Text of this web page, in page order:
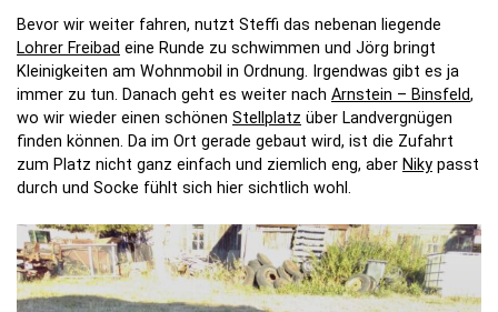
Bevor wir weiter fahren, nutzt Steffi das nebenan liegende
Lohrer Freibad eine Runde zu schwimmen und Jörg bringt
Kleinigkeiten am Wohnmobil in Ordnung. Irgendwas gibt es ja
immer zu tun. Danach geht es weiter nach Arnstein – Binsfeld,
wo wir wieder einen schönen Stellplatz über Landvergnügen
finden können. Da im Ort gerade gebaut wird, ist die Zufahrt
zum Platz nicht ganz einfach und ziemlich eng, aber Niky passt
durch und Socke fühlt sich hier sichtlich wohl.